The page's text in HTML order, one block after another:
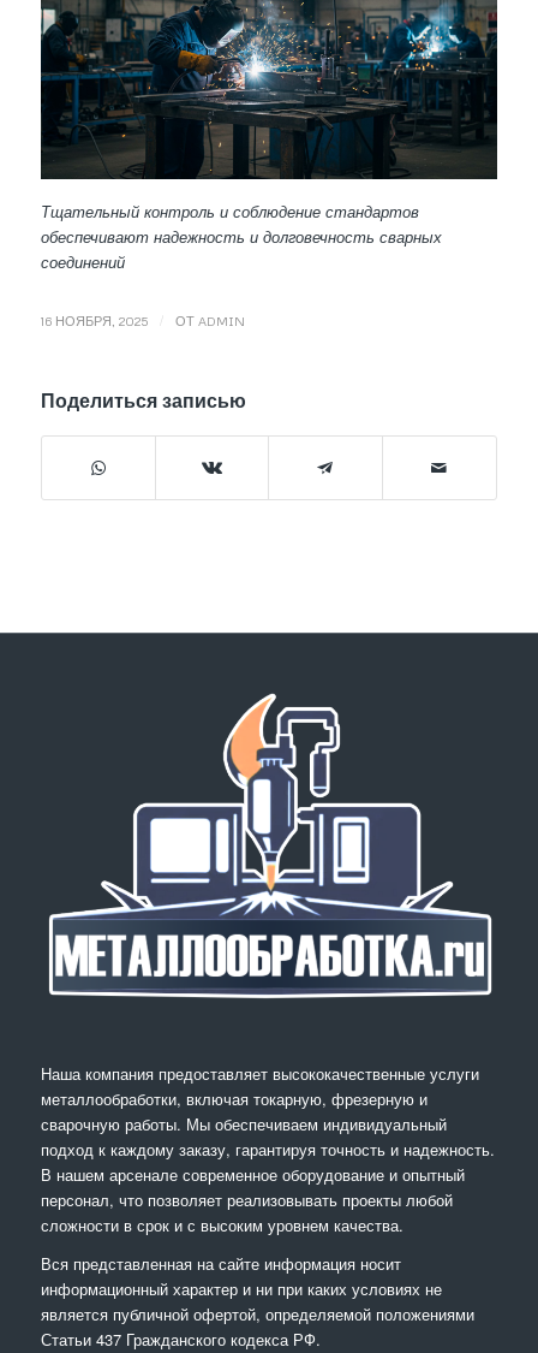
Тщательный контроль и соблюдение стандартов
обеспечивают надежность и долговечность сварных
соединений
16 НОЯБРЯ, 2025 ОТ ADMIN
Поделиться записью
Наша компания предоставляет высококачественные услуги
металлообработки, включая токарную, фрезерную и
сварочную работы. Мы обеспечиваем индивидуальный
подход к каждому заказу, гарантируя точность и надежность.
В нашем арсенале современное оборудование и опытный
персонал, что позволяет реализовывать проекты любой
сложности в срок и с высоким уровнем качества.
Вся представленная на сайте информация носит
информационный характер и ни при каких условиях не
является публичной офертой, определяемой положениями
Статьи 437 Гражданского кодекса РФ.